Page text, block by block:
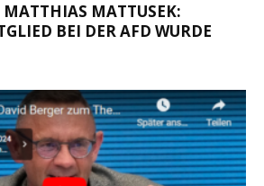
MATTUSEK:
BEI DER AFD WURDE